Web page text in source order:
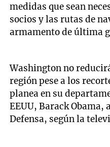
medidas que sean
socios y las rutas de
armamento de última
Washington no
región pese a los
planea en su
EEUU, Barack Obama,
Defensa, según la